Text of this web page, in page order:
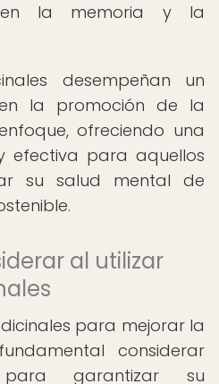
en la memoria y la
desempeñan un
la promoción de la
ofreciendo una
efectiva para aquellos
su salud mental de
al utilizar
para mejorar la
considerar
garantizar su